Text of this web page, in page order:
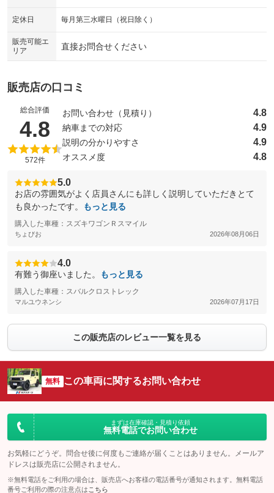
定休日 毎月第三水曜日（祝日除く）
販売可能エ
リア
直接お問合せください
販売店の口コミ
総合評価
4.8 （5点満点中）
572件
お問い合わせ（見積り） 4.8
納車までの対応 4.9
説明の分かりやすさ 4.9
オススメ度 4.8
5.0
お店の雰囲気がよく店員さんにも詳しく説明していただきとて
も良かったです。
もっと見る
購入した車種：スズキワゴンＲスマイル
ちょびお 2026年08月06日
4.0
有難う御座いました。 もっと見る
購入した車種：スバルクロストレック
マルユウネンシ 2026年07月17日
この販売店のレビュー一覧を見る
無料 この車両に関するお問い合わせ
まずは在庫確認・見積り依頼
無料電話でお問い合わせ
お気軽にどうぞ。問合せ後に何度もご連絡が届くことはありません。メールア
ドレスは販売店に公開されません。
※無料電話をご利用の場合は、販売店へお客様の電話番号が通知されます。無料電話
番号ご利用の際の注意点は こちら